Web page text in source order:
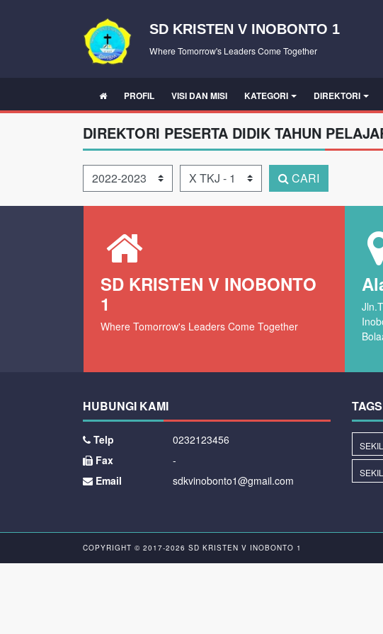
SD KRISTEN V INOBONTO 1
Where Tomorrow's Leaders Come Together
PROFIL VISI DAN MISI KATEGORI DIREKTORI
DIREKTORI PESERTA DIDIK TAHUN
Tahun Pelajaran Kelas CARI
SD KRISTEN V INOBONTO
1
Where Tomorrow's Leaders Come Together
HUBUNGI KAMI
Telp
0232123456
Fax
-
Email
sdkvinobonto1@gmail.com
TAGS
COPYRIGHT © 2017-2026 SD KRISTEN V INOBONTO 1